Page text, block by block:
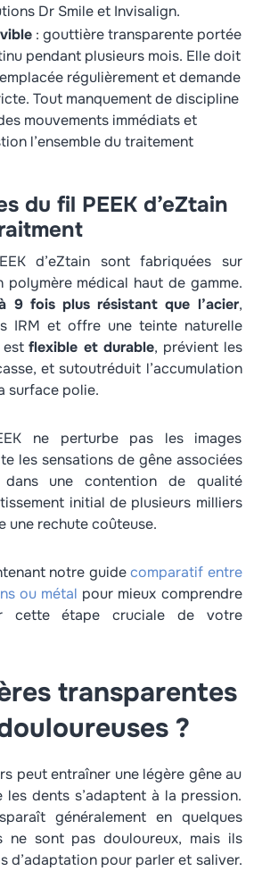
Dr Smile et Invisalign.
: gouttière transparente portée
pendant plusieurs mois. Elle doit
régulièrement et demande
Tout manquement de discipline
mouvements immédiats et
l’ensemble du traitement
du fil PEEK d’eZtain
d’eZtain sont fabriquées sur
polymère médical haut de gamme.
9 fois plus résistant que l’acier,
IRM et offre une teinte naturelle
estflexible et durable, prévient les
et sutoutréduit l’accumulation
surface polie.
ne perturbe pas les images
les sensations de gêne associées
une contention de qualité
initial de plusieurs milliers
une rechute coûteuse.
notre guidecomparatif entre
ou métal pour mieux comprendre
cette étape cruciale de votre
transparentes
?
peut entraîner une légère gêne au
dents s’adaptent à la pression.
généralement en quelques
ne sont pas douloureux, mais ils
d’adaptation pour parler et saliver.